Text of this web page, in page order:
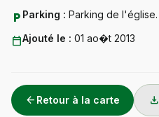
local_parking Parking : Parking de l'église.
calendar_todayAjouté le : 01 ao�t 2013
arrow_back Retour à la carte download